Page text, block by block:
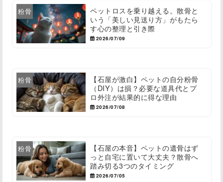
粉骨
ペットロスを乗り越える。散骨と
いう「美しい見送り方」がもたら
す心の整理と引き際
2026/07/09
粉骨
【石屋が激白】ペットの自分粉骨
（DIY）は損？必要な道具代とプ
ロ外注が結果的に得な理由
2026/07/08
粉骨
【石屋の本音】ペットの遺骨はず
っと自宅に置いて大丈夫？散骨へ
踏み切る3つのタイミング
2026/07/05